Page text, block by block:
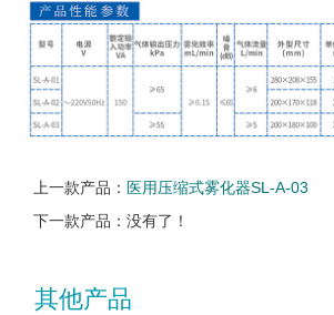
上一款产品： 医用压缩式雾化器SL-A-03
下一款产品：没有了！
其他产品